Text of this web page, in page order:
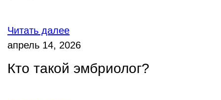
Читать далее
апрель 14, 2026
Кто такой эмбриолог?